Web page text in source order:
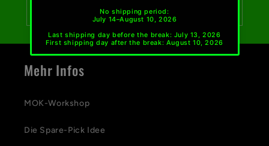
Mehr Infos
MOK-Workshop
Die Spare-Pick Idee